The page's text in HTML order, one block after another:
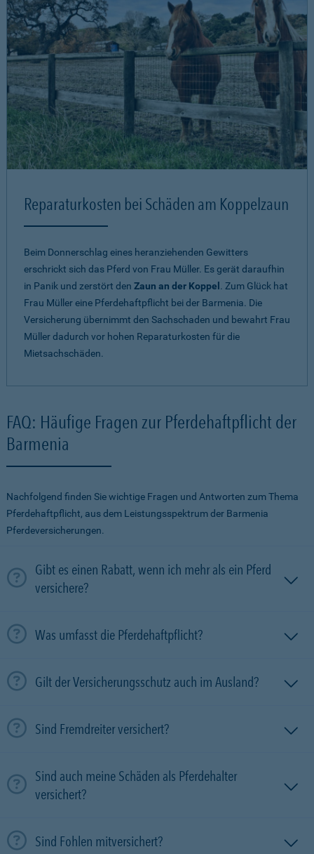
Reparaturkosten bei Schäden am Koppelzaun
Beim Donnerschlag eines heranziehenden Gewitters
erschrickt sich das Pferd von Frau Müller. Es gerät daraufhin
in Panik und zerstört den Zaun an der Koppel . Zum Glück hat
Frau Müller eine Pferdehaftpflicht bei der Barmenia. Die
Versicherung übernimmt den Sachschaden und bewahrt Frau
Müller dadurch vor hohen Reparaturkosten für die
Mietsachschäden.
FAQ: Häufige Fragen zur Pferdehaftpflicht der
Barmenia
Nachfolgend finden Sie wichtige Fragen und Antworten zum Thema
Pferdehaftpflicht, aus dem Leistungsspektrum der Barmenia
Pferdeversicherungen.
Gibt es einen Rabatt, wenn ich mehr als ein Pferd
versichere?
Was umfasst die Pferdehaftpflicht?
Gilt der Versicherungsschutz auch im Ausland?
Sind Fremdreiter versichert?
Sind auch meine Schäden als Pferdehalter
versichert?
Sind Fohlen mitversichert?